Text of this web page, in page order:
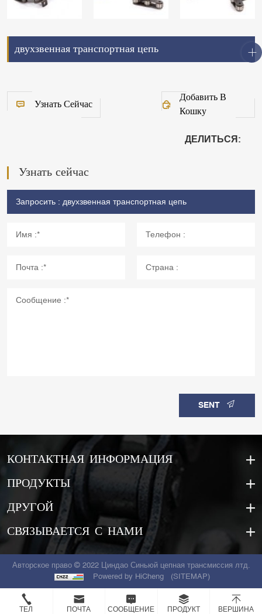
двухзвенная транспортная цепь
Узнать Сейчас
Добавить В
Кошку
ДЕЛИТЬСЯ:
Узнать сейчас
SENT
КОНТАКТНАЯ ИНФОРМАЦИЯ
ПРОДУКТЫ
ДРУГОЙ
СВЯЗЫВАЕТСЯ С НАМИ
Авторское право © 2022 Циндао Синьюй цепная трансмиссия лтд.
Powered by HiCheng
(SITEMAP)
ТЕЛ ПОЧТА СООБЩЕНИЕ ПРОДУКТ ВЕРШИНА